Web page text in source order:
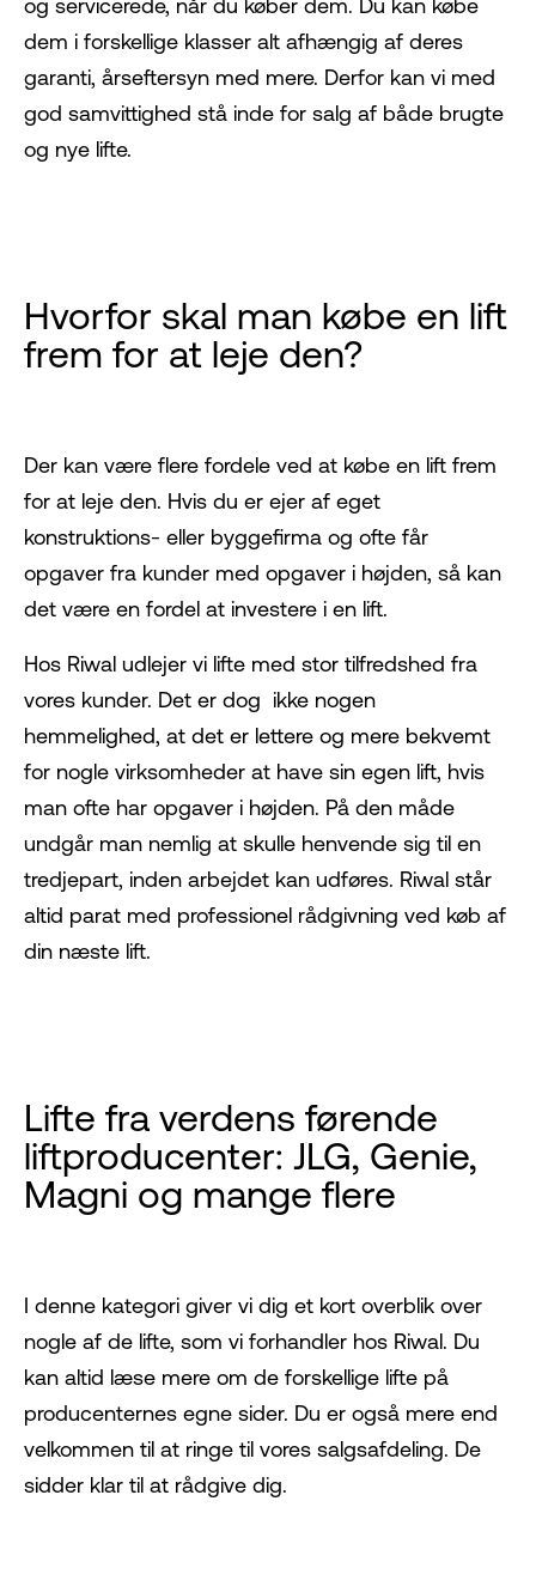
og servicerede, når du køber dem. Du kan købe
dem i forskellige klasser alt afhængig af deres
garanti, årseftersyn med mere. Derfor kan vi med
god samvittighed stå inde for salg af både brugte
og nye lifte.
Hvorfor skal man købe en lift
frem for at leje den?
Der kan være flere fordele ved at købe en lift frem
for at leje den. Hvis du er ejer af eget
konstruktions- eller byggefirma og ofte får
opgaver fra kunder med opgaver i højden, så kan
det være en fordel at investere i en lift.
Hos Riwal udlejer vi lifte med stor tilfredshed fra
vores kunder. Det er dog ikke nogen
hemmelighed, at det er lettere og mere bekvemt
for nogle virksomheder at have sin egen lift, hvis
man ofte har opgaver i højden. På den måde
undgår man nemlig at skulle henvende sig til en
tredjepart, inden arbejdet kan udføres. Riwal står
altid parat med professionel rådgivning ved køb af
din næste lift.
Lifte fra verdens førende
liftproducenter: JLG, Genie,
Magni og mange flere
I denne kategori giver vi dig et kort overblik over
nogle af de lifte, som vi forhandler hos Riwal. Du
kan altid læse mere om de forskellige lifte på
producenternes egne sider. Du er også mere end
velkommen til at ringe til vores salgsafdeling. De
sidder klar til at rådgive dig.